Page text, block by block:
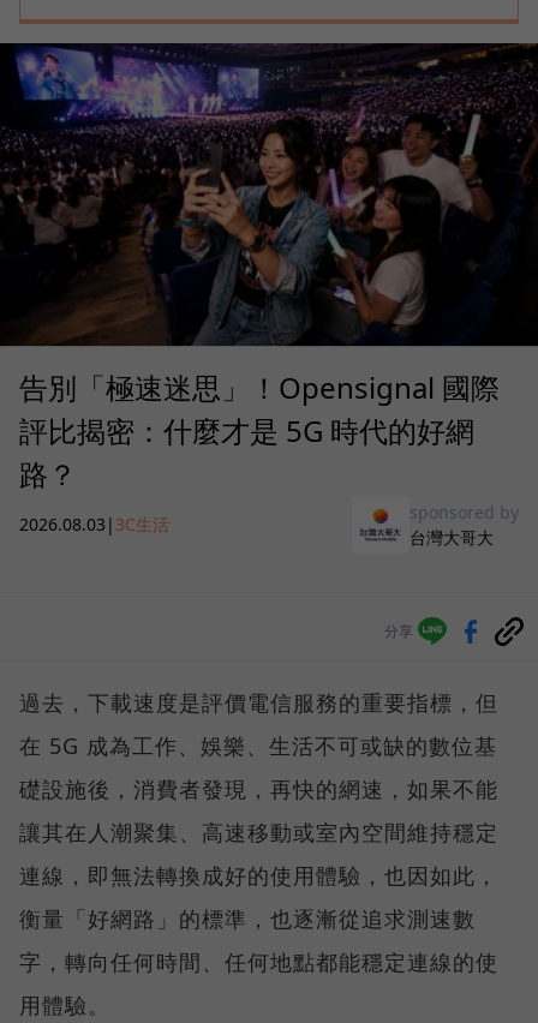
告別「極速迷思」！Opensignal 國際
評比揭密：什麼才是 5G 時代的好網
路？
2026.08.03 | 3C生活
sponsored by
台灣大哥大
分享
過去，下載速度是評價電信服務的重要指標，但
在 5G 成為工作、娛樂、生活不可或缺的數位基
礎設施後，消費者發現，再快的網速，如果不能
讓其在人潮聚集、高速移動或室內空間維持穩定
連線，即無法轉換成好的使用體驗，也因如此，
衡量「好網路」的標準，也逐漸從追求測速數
字，轉向任何時間、任何地點都能穩定連線的使
用體驗。